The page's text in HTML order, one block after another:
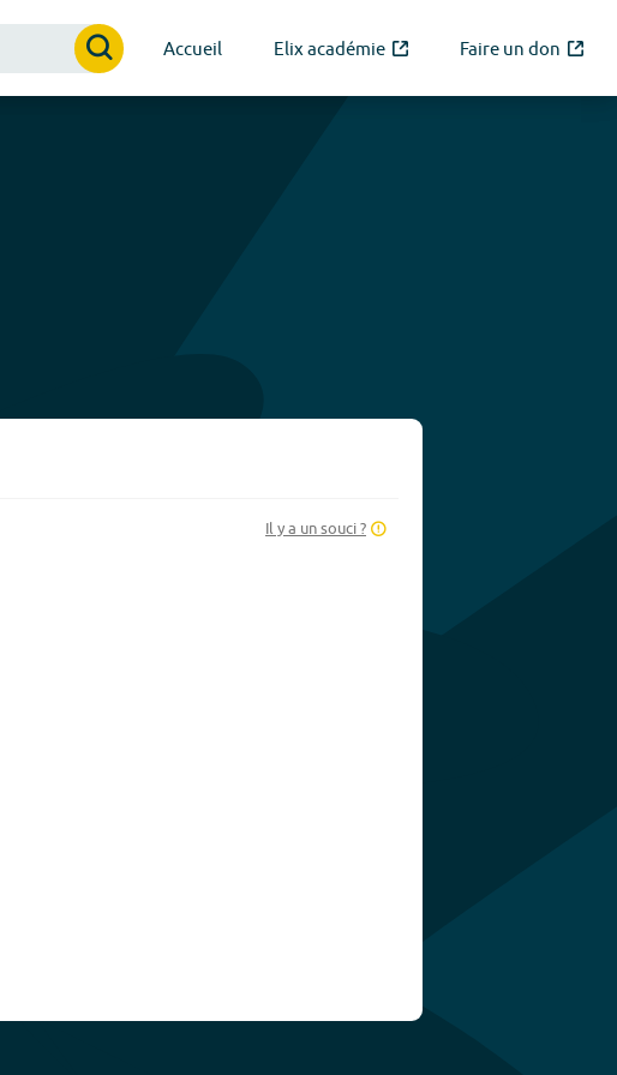
Accueil Elix académie Faire un don
Il y a un souci ?